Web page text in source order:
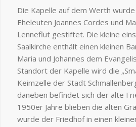
Die Kapelle auf dem Werth
Eheleuten Joannes Cordes und
Lenneflut gestiftet. Die kleine
Saalkirche enthält einen kleinen
Maria und Johannes dem
Standort der Kapelle wird die
Keimzelle der Stadt
daneben befindet sich der alte
1950er Jahre blieben die alten
wurde der Friedhof in einen